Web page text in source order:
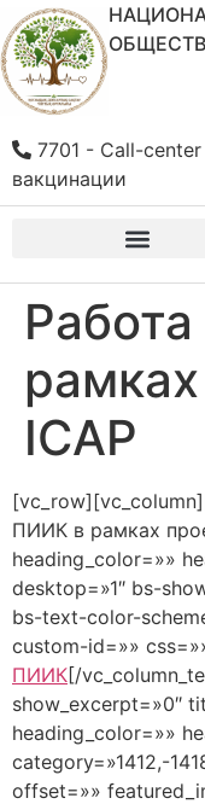
7701 - Call-center
вакцинации
ICAP
ПИИК в рамках
heading_color=»»
desktop=»1″ bs-
bs-text-color-
custom-id=»»
ПИИК[/
show_excerpt=»0″
heading_color=»»
category=»1412,-
offset=»»